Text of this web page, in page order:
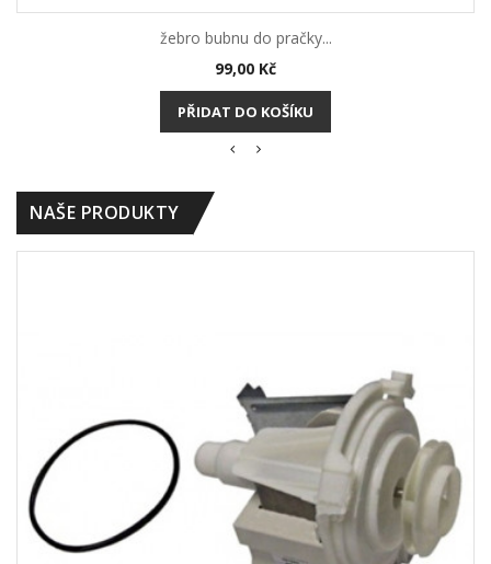
žebro bubnu do pračky...
Cena
99,00 Kč
PŘIDAT DO KOŠÍKU
NAŠE PRODUKTY